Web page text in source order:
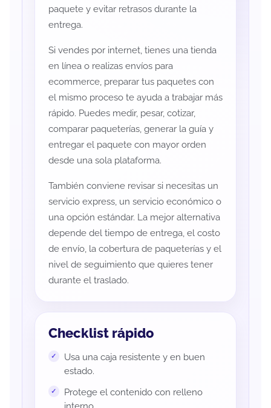
paquete y evitar retrasos durante la
entrega.
Si vendes por internet, tienes una tienda
en línea o realizas envíos para
ecommerce, preparar tus paquetes con
el mismo proceso te ayuda a trabajar más
rápido. Puedes medir, pesar, cotizar,
comparar paqueterías, generar la guía y
entregar el paquete con mayor orden
desde una sola plataforma.
También conviene revisar si necesitas un
servicio express, un servicio económico o
una opción estándar. La mejor alternativa
depende del tiempo de entrega, el costo
de envío, la cobertura de paqueterías y el
nivel de seguimiento que quieres tener
durante el traslado.
Checklist rápido
Usa una caja resistente y en buen
estado.
Protege el contenido con relleno